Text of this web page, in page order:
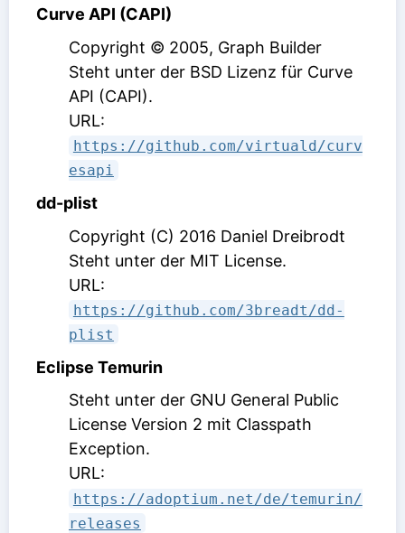
Curve API (CAPI)
Copyright © 2005, Graph Builder
Steht unter der BSD Lizenz für Curve
API (CAPI).
URL:
https://github.com/virtuald/curv
esapi
dd-plist
Copyright (C) 2016 Daniel Dreibrodt
Steht unter der MIT License.
URL:
https://github.com/3breadt/dd-
plist
Eclipse Temurin
Steht unter der GNU General Public
License Version 2 mit Classpath
Exception.
URL:
https://adoptium.net/de/temurin/
releases